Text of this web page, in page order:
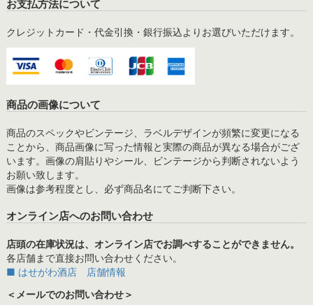
お支払方法について
クレジットカード・代金引換・銀行振込よりお選びいただけます。
商品の画像について
商品のスペックやビンテージ、ラベルデザインが頻繁に変更になる
ことから、商品画像に写った情報と実際の商品が異なる場合がござ
います。画像の肩貼りやシール、ビンテージから判断されないよう
お願い致します。
画像は参考程度とし、必ず商品名にてご判断下さい。
オンライン店へのお問い合わせ
店頭の在庫状況は、オンライン店でお調べすることができません。
各店舗まで直接お問い合わせください。
■ はせがわ酒店 店舗情報
＜メールでのお問い合わせ＞